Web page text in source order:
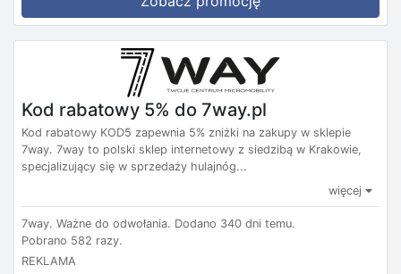
Kod rabatowy 5% do 7way.pl
Kod rabatowy KOD5 zapewnia 5% zniżki na zakupy w sklepie
7way. 7way to polski sklep internetowy z siedzibą w Krakowie,
specjalizujący się w sprzedaży hulajnóg...
więcej
7way. Ważne do odwołania. Dodano 340 dni temu.
Pobrano 582 razy.
REKLAMA